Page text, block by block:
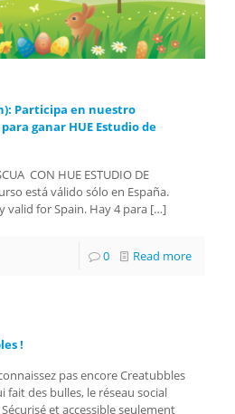
Participa en nuestro
ganar HUE Estudio de
CON HUE ESTUDIO DE
está válido sólo en España.
valid for Spain. Hay 4 para […]
0 Read more
!
pas encore Creatubbles
fait des bulles, le réseau social
et accessible seulement